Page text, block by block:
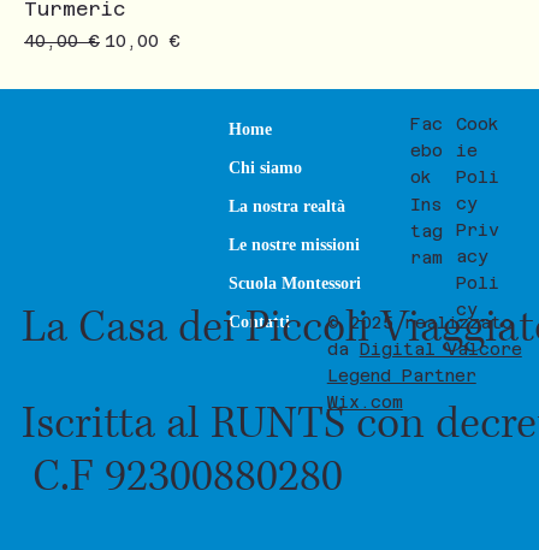
Turmeric
Prezzo regolare
40,00 € Prezzo scontato
10,00 €
Home
Chi siamo
La nostra realtà
Le nostre missioni
Scuola Montessori
Contatti
Fac
ebo
ok
Ins
tag
ram
Cook
ie
Poli
cy
Priv
acy
Poli
cy
La Casa dei Piccoli
Iscritta al RUNTS con
C.F 92300880280
© 2025 realizzato
da Digital Valcore
Legend Partner
Wix.com